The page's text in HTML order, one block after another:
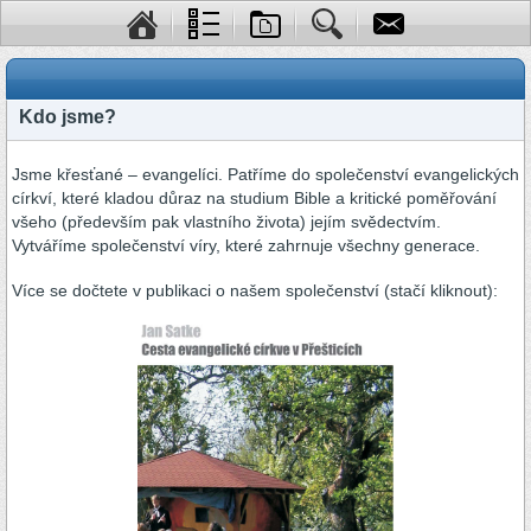
Kdo jsme?
Jsme křesťané – evangelíci. Patříme do společenství evangelických
církví, které kladou důraz na studium Bible a kritické poměřování
všeho (především pak vlastního života) jejím svědectvím.
Vytváříme společenství víry, které zahrnuje všechny generace.
Více se dočtete v publikaci o našem společenství (stačí kliknout):